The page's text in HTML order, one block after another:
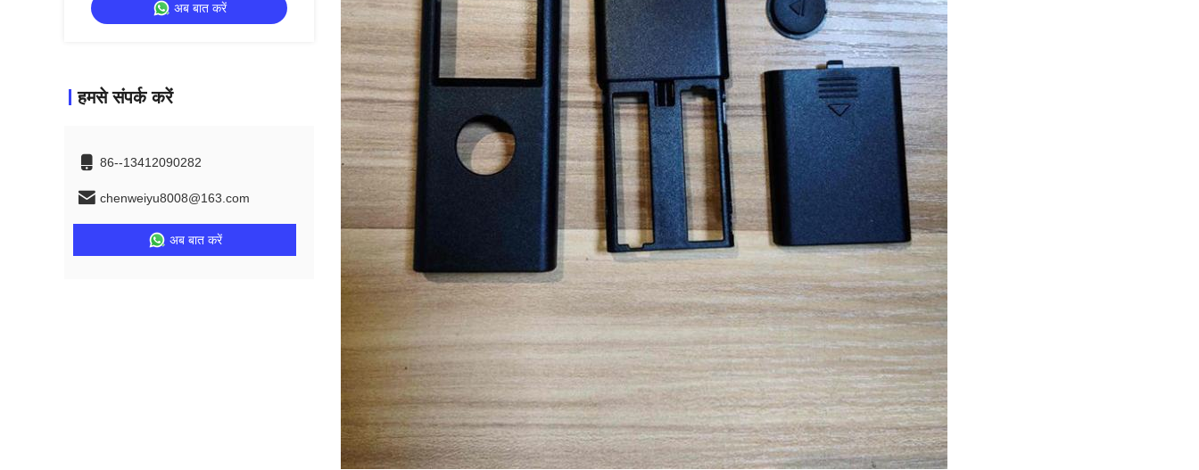
अब बात करें
हमसे संपर्क करें
86--13412090282
chenweiyu8008@163.com
अब बात करें